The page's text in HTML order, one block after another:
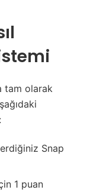
tam olarak
Snap
1 puan